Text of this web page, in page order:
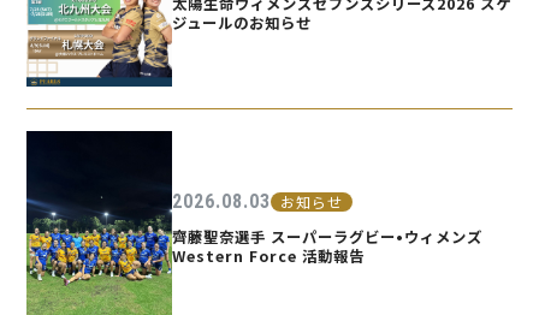
ジュールのお知らせ
2026.08.03 お知らせ
齊藤聖奈選手 スーパーラグビー•ウィメンズ
Western Force 活動報告